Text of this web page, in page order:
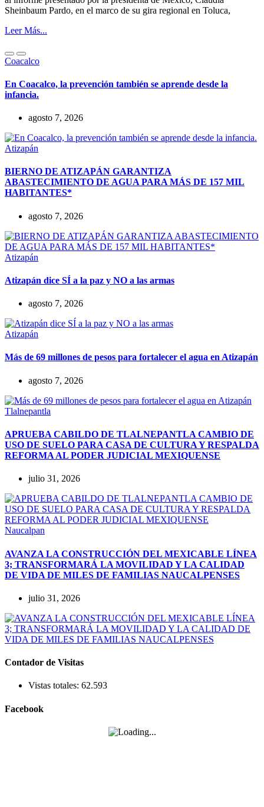
Sheinbaum Pardo, en el marco de su gira regional en Toluca,
Leer Más...
Coacalco
En Coacalco, la prevención también se aprende desde la
infancia.
agosto 7, 2026
Atizapán
BIERNO DE ATIZAPÁN GARANTIZA
ABASTECIMIENTO DE AGUA PARA MÁS DE 157 MIL
HABITANTES*
agosto 7, 2026
Atizapán
Atizapán dice SÍ a la paz y NO a las armas
agosto 7, 2026
Atizapán
Más de 69 millones de pesos para fortalecer el agua en Atizapán
agosto 7, 2026
Tlalnepantla
APRUEBA CABILDO DE TLALNEPANTLA CAMBIO DE
USO DE SUELO PARA CASA DE CULTURA Y RESPALDA
REFORMA AL PODER JUDICIAL MEXIQUENSE
julio 31, 2026
Naucalpan
AVANZA LA CONSTRUCCIÓN DEL MEXICABLE LÍNEA
3; TRANSFORMARÁ LA MOVILIDAD Y LA CALIDAD
DE VIDA DE MILES DE FAMILIAS NAUCALPENSES
julio 31, 2026
Contador de Visitas
Vistas totales: 62.593
Facebook